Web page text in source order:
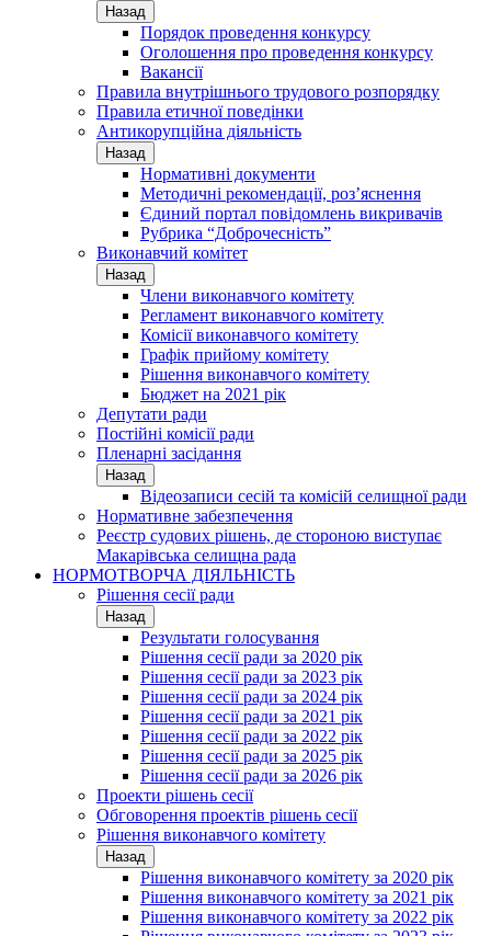
Назад
Порядок проведення конкурсу
Оголошення про проведення конкурсу
Вакансії
Правила внутрішнього трудового розпорядку
Правила етичної поведінки
Антикорупційна діяльність
Назад
Нормативні документи
Методичні рекомендації, роз’яснення
Єдиний портал повідомлень викривачів
Рубрика “Доброчесність”
Виконавчий комітет
Назад
Члени виконавчого комітету
Регламент виконавчого комітету
Комісії виконавчого комітету
Графік прийому комітету
Рішення виконавчого комітету
Бюджет на 2021 рік
Депутати ради
Постійні комісії ради
Пленарні засідання
Назад
Відеозаписи сесій та комісій селищної ради
Нормативне забезпечення
Реєстр судових рішень, де стороною виступає
Макарівська селищна рада
НОРМОТВОРЧА ДІЯЛЬНІСТЬ
Рішення сесії ради
Назад
Результати голосування
Рішення сесії ради за 2020 рік
Рішення сесії ради за 2023 рік
Рішення сесії ради за 2024 рік
Рішення сесії ради за 2021 рік
Рішення сесії ради за 2022 рік
Рішення сесії ради за 2025 рік
Рішення сесії ради за 2026 рік
Проекти рішень сесії
Обговорення проектів рішень сесії
Рішення виконавчого комітету
Назад
Рішення виконавчого комітету за 2020 рік
Рішення виконавчого комітету за 2021 рік
Рішення виконавчого комітету за 2022 рік